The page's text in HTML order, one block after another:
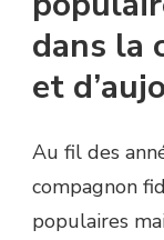
dans la
et
Au fil des
compagnon
populaires